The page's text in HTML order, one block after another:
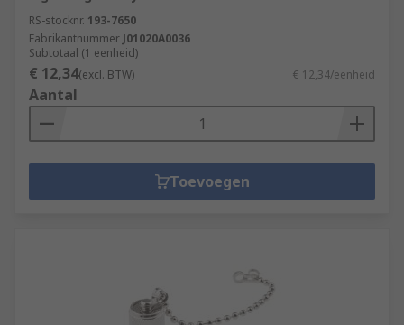
RS-stocknr. 193-7650
Fabrikantnummer J01020A0036
Subtotaal (1 eenheid)
€ 12,34(excl. BTW) € 12,34/eenheid
Aantal
Toevoegen